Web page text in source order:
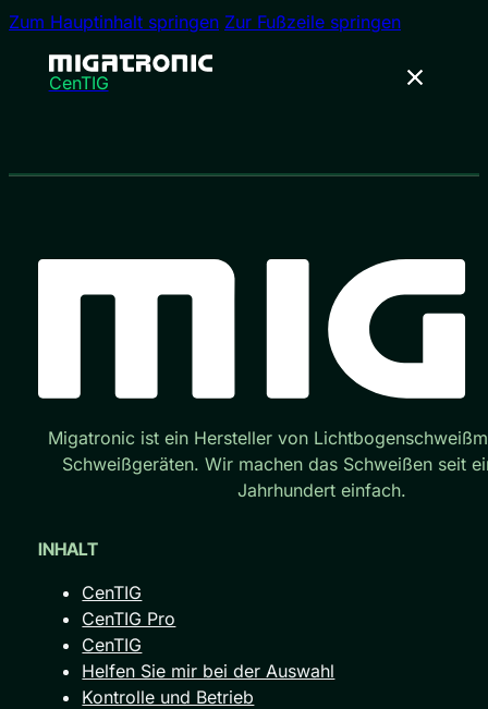
Zum Hauptinhalt springen Zur Fußzeile springen
CenTIG
Migatronic ist ein Hersteller von
Schweißgeräten. Wir machen das Schweißen seit
Jahrhundert einfach.
INHALT
CenTIG
CenTIG Pro
CenTIG
Helfen Sie mir bei der Auswahl
Kontrolle und Betrieb